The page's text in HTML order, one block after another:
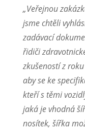
„Veřejnou
jsme chtěli
zadávací
řidiči
zkušeností z
aby se ke
kteří s těmi
jaká je vhodná
nosítek, šířka